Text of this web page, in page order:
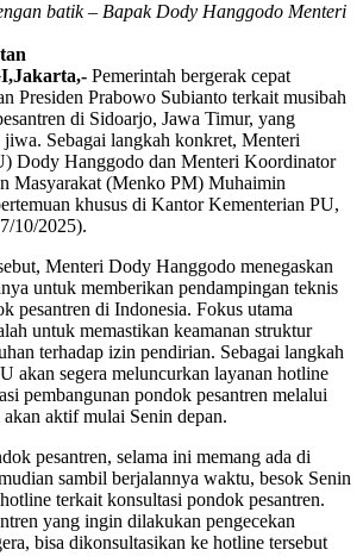
batik – Bapak Dody Hanggodo Menteri
Pemerintah bergerak cepat
Presiden Prabowo Subianto terkait musibah
di Sidoarjo, Jawa Timur, yang
Sebagai langkah konkret, Menteri
Dody Hanggodo dan Menteri Koordinator
Masyarakat (Menko PM) Muhaimin
khusus di Kantor Kementerian PU,
10/2025).
Menteri Dody Hanggodo menegaskan
untuk memberikan pendampingan teknis
pesantren di Indonesia. Fokus utama
untuk memastikan keamanan struktur
terhadap izin pendirian. Sebagai langkah
akan segera meluncurkan layanan hotline
pembangunan pondok pesantren melalui
aktif mulai Senin depan.
pesantren, selama ini memang ada di
sambil berjalannya waktu, besok Senin
terkait konsultasi pondok pesantren.
yang ingin dilakukan pengecekan
bisa dikonsultasikan ke hotline tersebut